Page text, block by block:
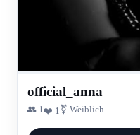
official_anna
👥 1❤️ 1⚧ Weiblich